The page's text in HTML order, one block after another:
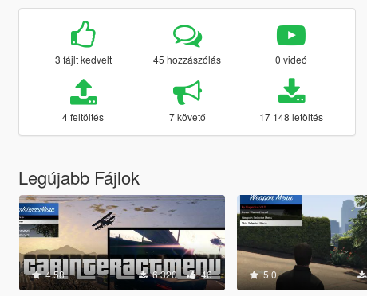
3 fájlt kedvelt 45 hozzászólás 0 videó
4 feltöltés 7 követő 17 148 letöltés
Legújabb Fájlok
4.58 6 320 46 5.0